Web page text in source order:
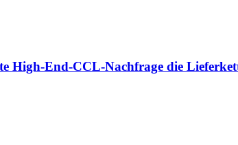
High-End-CCL-Nachfrage die